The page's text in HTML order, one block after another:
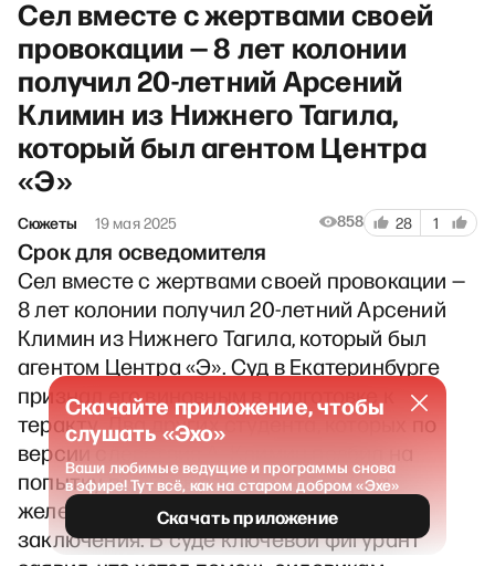
Сел вместе с жертвами своей
провокации — 8 лет колонии
получил 20-летний Арсений
Климин из Нижнего Тагила,
который был агентом Центра
«Э»
Сюжеты 19 мая 2025 858 28 1
Срок для осведомителя
Сел вместе с жертвами своей провокации —
8 лет колонии получил 20-летний Арсений
Климин из Нижнего Тагила, который был
агентом Центра «Э». Суд в Екатеринбурге
признал его виновным в подготовке к
теракту. Два других студента, которых по
версии следствия А. Климин подбил на
попытку поджечь релейный шкаф на
железной дороге, приговорены к 7 годам
заключения. В суде ключевой фигурант
Скачайте приложение, чтобы
слушать «Эхо»
Ваши любимые ведущие и программы снова
в эфире! Тут всё, как на старом добром «Эхе»
Скачать приложение